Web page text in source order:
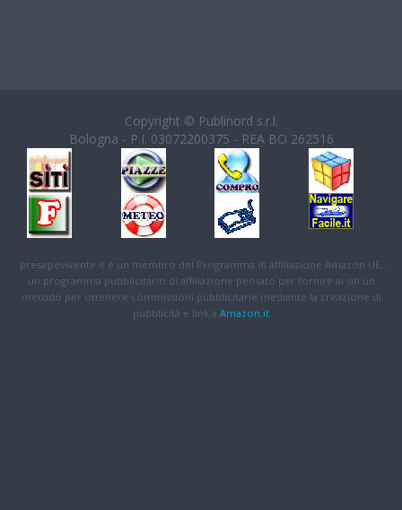
Copyright © Publinord s.r.l.
Bologna - P.I. 03072200375 - REA BO 262516
presepevivente.it è un membro del Programma di affiliazione Amazon UE,
un programma pubblicitario di affiliazione pensato per fornire ai siti un
metodo per ottenere commissioni pubblicitarie mediante la creazione di
pubblicità e link a Amazon.it